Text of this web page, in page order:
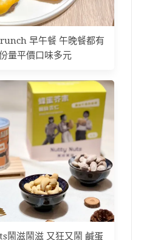
早午餐 午晚餐都有
量平價口味多元
滋鬧滋 又狂又鬧 鹹蛋